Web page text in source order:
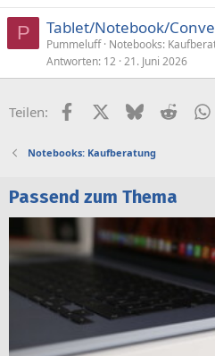
P Tablet/Notebook/
Pummeluff Notebooks:
Antworten 12 21. Juni 2026
Teilen: FacebookX (Twitter)
BlueskyReddit
Notebooks: Kaufberatung
Passend zum Thema